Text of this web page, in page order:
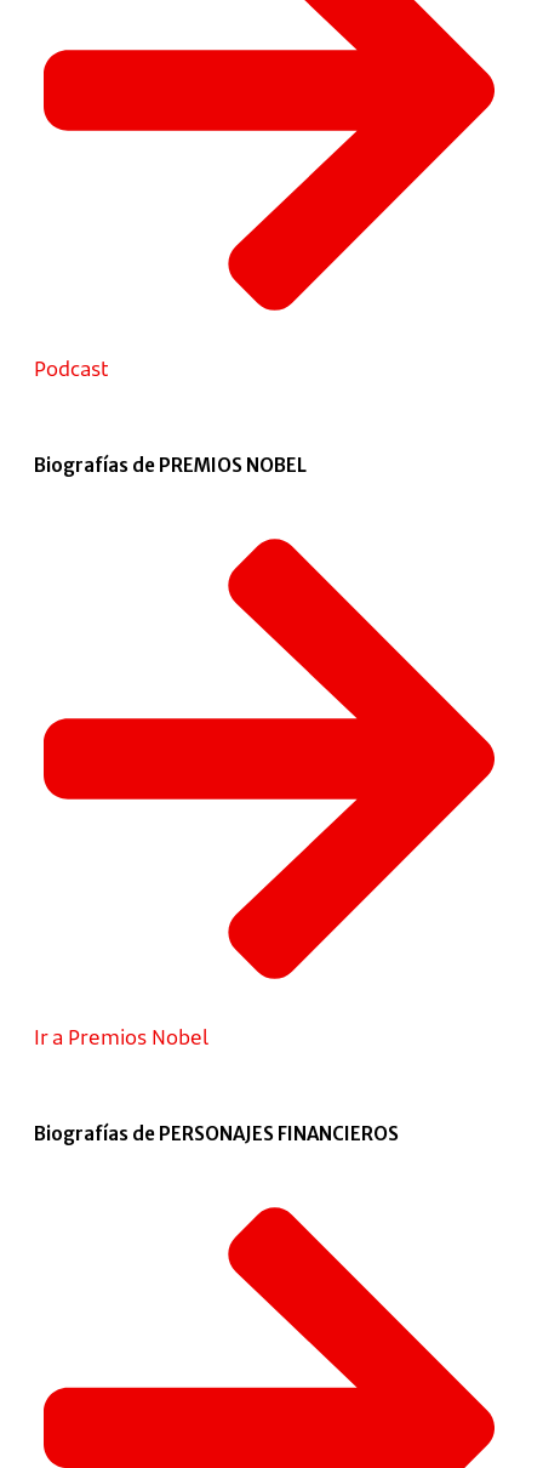
Podcast
Biografías de PREMIOS NOBEL
Ir a Premios Nobel
Biografías de PERSONAJES FINANCIEROS